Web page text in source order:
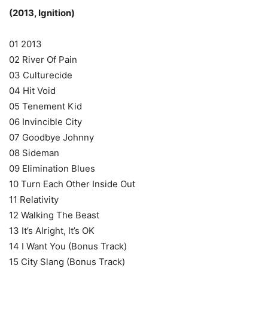
(2013, Ignition)
01 2013
02 River Of Pain
03 Culturecide
04 Hit Void
05 Tenement Kid
06 Invincible City
07 Goodbye Johnny
08 Sideman
09 Elimination Blues
10 Turn Each Other Inside Out
11 Relativity
12 Walking The Beast
13 It’s Alright, It’s OK
14 I Want You (Bonus Track)
15 City Slang (Bonus Track)